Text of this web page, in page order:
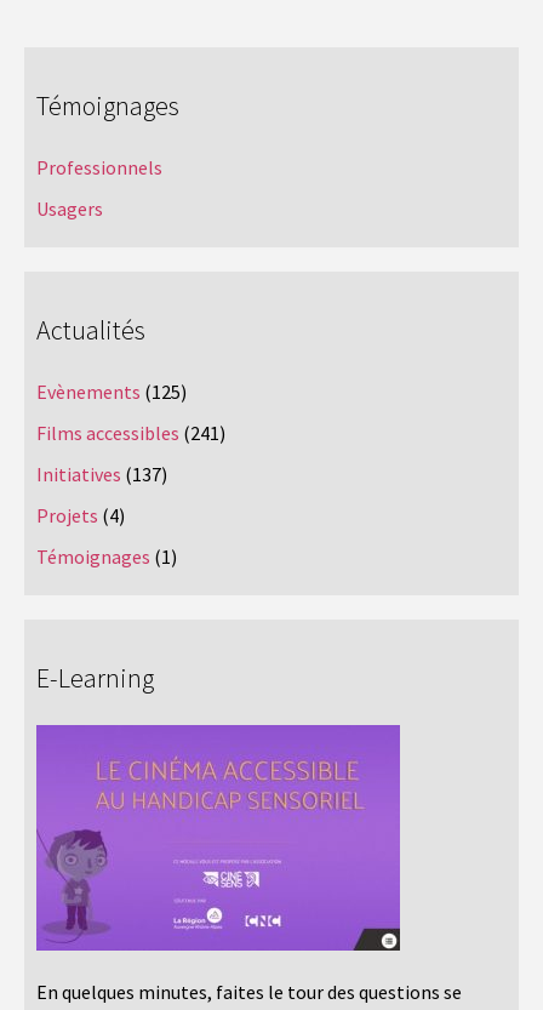
Témoignages
Professionnels
Usagers
Actualités
Evènements (125)
Films accessibles (241)
Initiatives (137)
Projets (4)
Témoignages (1)
E-Learning
En quelques minutes, faites le tour des questions se